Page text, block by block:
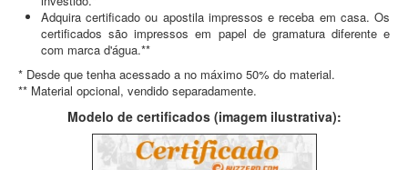
Adquira certificado ou apostila impressos e receba em casa. Os
certificados são impressos em papel de gramatura diferente e
com marca d'água.**
* Desde que tenha acessado a no máximo 50% do material.
** Material opcional, vendido separadamente.
Modelo de certificados (imagem ilustrativa):